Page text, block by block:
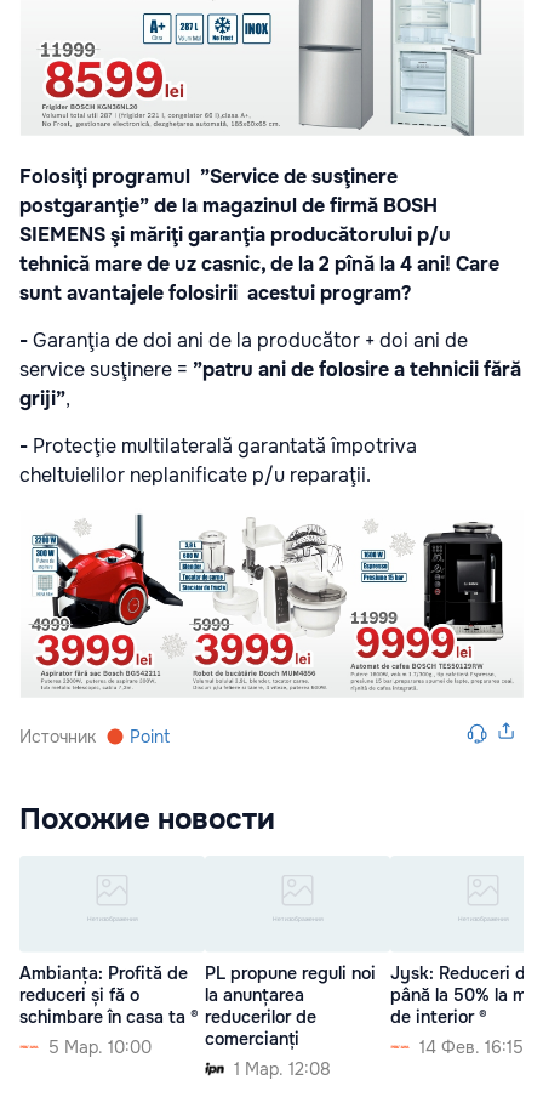
Folosiţi programul ”Service de susţinere
postgaranţie” de la magazinul de firmă BOSH
SIEMENS şi măriţi garanţia producătorului p/u
tehnică mare de uz casnic, de la 2 pînă la 4 ani! Care
sunt avantajele folosirii acestui program?
-Garanţia de doi ani de la producător + doi ani de
service susţinere = ”patru ani de folosire a tehnicii fără
griji”,
- Protecţie multilaterală garantată împotriva
cheltuielilor neplanificate p/u reparaţii.
Источник Point
Похожие новости
Ambianța: Profită de
reduceri și fă o
schimbare în casa ta ®
5 Мар. 10:00
PL propune reguli noi
la anunțarea
reducerilor de
comercianți
1 Мар. 12:08
Jysk: Reduceri de
până la 50% la
de interior ®
14 Фев. 16:15